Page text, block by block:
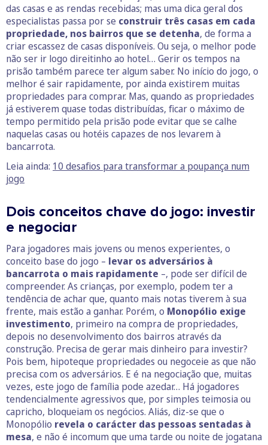
das casas e as rendas recebidas; mas uma dica geral dos
especialistas passa por se construir três casas em cada
propriedade, nos bairros que se detenha, de forma a
criar escassez de casas disponíveis. Ou seja, o melhor pode
não ser ir logo direitinho ao hotel… Gerir os tempos na
prisão também parece ter algum saber. No início do jogo, o
melhor é sair rapidamente, por ainda existirem muitas
propriedades para comprar. Mas, quando as propriedades
já estiverem quase todas distribuídas, ficar o máximo de
tempo permitido pela prisão pode evitar que se calhe
naquelas casas ou hotéis capazes de nos levarem à
bancarrota.
Leia ainda: 10 desafios para transformar a poupança num
jogo
Dois conceitos chave do jogo: investir
e negociar
Para jogadores mais jovens ou menos experientes, o
conceito base do jogo – levar os adversários à
bancarrota o mais rapidamente –, pode ser difícil de
compreender. As crianças, por exemplo, podem ter a
tendência de achar que, quanto mais notas tiverem à sua
frente, mais estão a ganhar. Porém, o Monopólio exige
investimento, primeiro na compra de propriedades,
depois no desenvolvimento dos bairros através da
construção. Precisa de gerar mais dinheiro para investir?
Pois bem, hipoteque propriedades ou negoceie as que não
precisa com os adversários. E é na negociação que, muitas
vezes, este jogo de família pode azedar… Há jogadores
tendencialmente agressivos que, por simples teimosia ou
capricho, bloqueiam os negócios. Aliás, diz-se que o
Monopólio revela o carácter das pessoas sentadas à
mesa, e não é incomum que uma tarde ou noite de jogatana